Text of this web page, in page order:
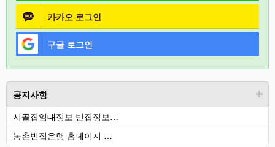
카카오 로그인
구글 로그인
공지사항
시골집임대정보 빈집정보…
농촌빈집은행 홈페이지 …